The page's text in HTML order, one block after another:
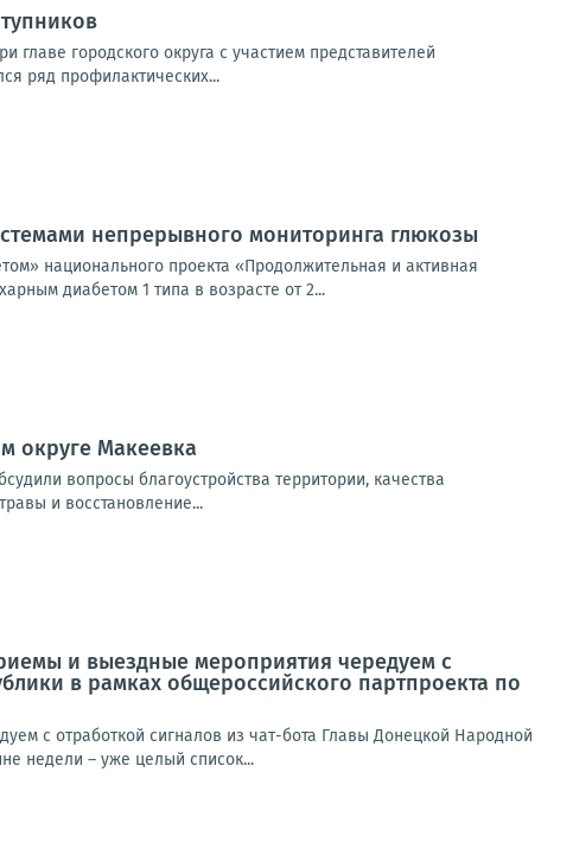
городского округа с участием представителей
ряд профилактических...
непрерывного мониторинга глюкозы
национального проекта «Продолжительная и активная
диабетом 1 типа в возрасте от 2...
округе Макеевка
вопросы благоустройства территории, качества
и восстановление...
и выездные мероприятия чередуем с
в рамках общероссийского партпроекта по
с отработкой сигналов из чат-бота Главы Донецкой Народной
недели – уже целый список...